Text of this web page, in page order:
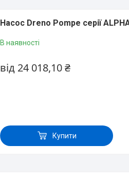
Насос Dreno Pompe серії
В наявності
від 24 018,10 ₴
Купити